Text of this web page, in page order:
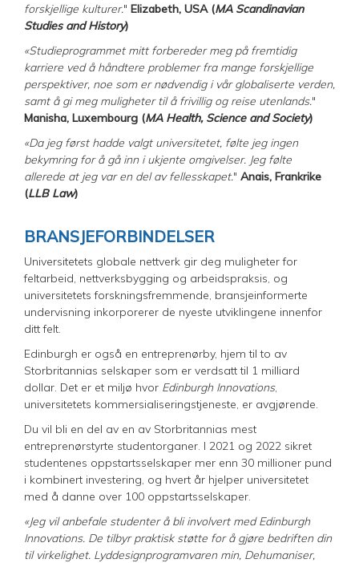
forskjellige kulturer." Elizabeth, USA (MA Scandinavian
Studies and History)
«Studieprogrammet mitt forbereder meg på fremtidig
karriere ved å håndtere problemer fra mange forskjellige
perspektiver, noe som er nødvendig i vår globaliserte verden,
samt å gi meg muligheter til å frivillig og reise utenlands."
Manisha, Luxembourg (MA Health, Science and Society)
«Da jeg først hadde valgt universitetet, følte jeg ingen
bekymring for å gå inn i ukjente omgivelser. Jeg følte
allerede at jeg var en del av fellesskapet." Anais, Frankrike
(LLB Law)
BRANSJEFORBINDELSER
Universitetets globale nettverk gir deg muligheter for
feltarbeid, nettverksbygging og arbeidspraksis, og
universitetets forskningsfremmende, bransjeinformerte
undervisning inkorporerer de nyeste utviklingene innenfor
ditt felt.
Edinburgh er også en entreprenørby, hjem til to av
Storbritannias selskaper som er verdsatt til 1 milliard
dollar. Det er et miljø hvor Edinburgh Innovations,
universitetets kommersialiseringstjeneste, er avgjørende.
Du vil bli en del av en av Storbritannias mest
entreprenørstyrte studentorganer. I 2021 og 2022 sikret
studentenes oppstartsselskaper mer enn 30 millioner pund
i kombinert investering, og hvert år hjelper universitetet
med å danne over 100 oppstartsselskaper.
«Jeg vil anbefale studenter å bli involvert med Edinburgh
Innovations. De tilbyr praktisk støtte for å gjøre bedriften din
til virkelighet. Lyddesignprogramvaren min, Dehumaniser,